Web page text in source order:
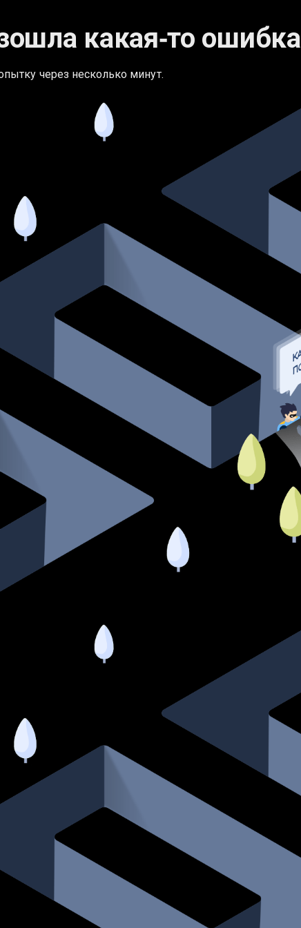
какая‑то ошибка
через несколько минут.